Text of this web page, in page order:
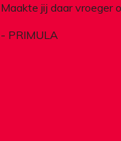
Maakte jij daar vroeger
- PRIMULA